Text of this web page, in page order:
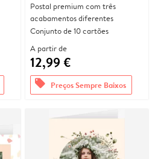
Postal premium com três
acabamentos diferentes
Conjunto de 10 cartões
A partir de
12,99 €
offers Preços Sempre Baixos